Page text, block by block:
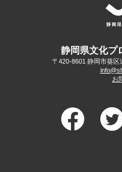
静岡県文化プ
〒420-8601 静岡市葵区
お